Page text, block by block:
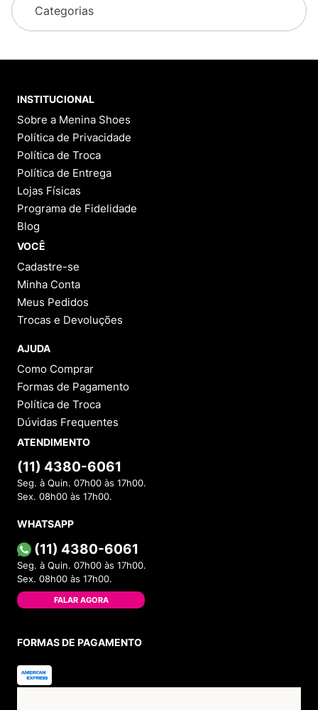
Categorias
INSTITUCIONAL
Sobre a Menina Shoes
Política de Privacidade
Política de Troca
Política de Entrega
Lojas Físicas
Programa de Fidelidade
Blog
VOCÊ
Cadastre-se
Minha Conta
Meus Pedidos
Trocas e Devoluções
AJUDA
Como Comprar
Formas de Pagamento
Política de Troca
Dúvidas Frequentes
ATENDIMENTO
(11) 4380-6061
Seg. à Quin. 07h00 às 17h00.
Sex. 08h00 às 17h00.
WHATSAPP
(11) 4380-6061
Seg. à Quin. 07h00 às 17h00.
Sex. 08h00 às 17h00.
FALAR AGORA
FORMAS DE PAGAMENTO